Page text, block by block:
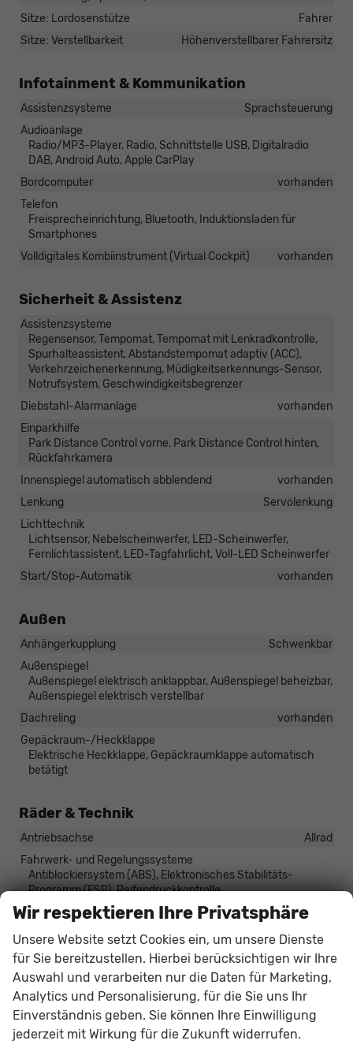
Sitze: Lordosenstütze
Fahrer
Sitze: Verstellbarkeit
Höhenverstellbarer Fahrersitz
Infotainment & Kommunikation
Assistenzsysteme
Sprachsteuerung
Audioanlage
Radio/MP3-Player, Radio, Schnittstelle USB, Digitalradio
DAB, Android Auto, Apple CarPlay
Bordcomputer
vorhanden
Telefon
Freisprecheinrichtung, Bluetooth, Induktionsladen für
Smartphones
Volldigitales Kombiinstrument (Virtual Cockpit)
vorhanden
Sicherheit & Assistenz
Assistenzsysteme
Regensensor, Tempomat, Tempomat mit Lenkradkontrolle,
Spurhalteassistent, Abstandstempomat adaptiv (ACC),
Verkehrzeichenerkennung, Müdigkeitserkennungs-Sensor,
Notrufsystem, Geschwindigkeitsbegrenzer
Diebstahl-Alarmanlage
vorhanden
Einparkhilfe
Park Distance Control vorne, Park Distance Control hinten,
Rückfahrkamera
Innenspiegel automatisch abblendend
vorhanden
Lenkung
Servolenkung
Lichttechnik
Lichtsensor, Nebelscheinwerfer, LED-Scheinwerfer,
Fernlichtassistent, LED-Tagfahrlicht, Voll-LED Scheinwerfer
Start/Stop-Automatik
vorhanden
Außen
Anhängerkupplung
Schwenkbar
Außenspiegel
Außenspiegel elektrisch anklappbar, Außenspiegel beheizbar,
Außenspiegel elektrisch verstellbar
Dachreling
vorhanden
Gepäckraum-/Heckklappe
Elektrische Heckklappe, Gepäckraumklappe automatisch
betätigt
Räder & Technik
Antriebsachse
Allrad
Fahrwerk- und Regelungssysteme
Antiblockiersystem (ABS), Elektronisches Stabilitäts-
Programm (ESP), Reifendruckkontrolle
Felgentyp
Leichtmetallfelge
Sonstiges
Antriebsart
Verbrennungsmotor (ICE)
Anzahl Sitzplätze
Anzahl Türen
5-türig
Wir respektieren Ihre Privatsphäre
Unsere Website setzt Cookies ein, um unsere Dienste
für Sie bereitzustellen. Hierbei berücksichtigen wir Ihre
Auswahl und verarbeiten nur die Daten für Marketing,
Analytics und Personalisierung, für die Sie uns Ihr
Einverständnis geben. Sie können Ihre Einwilligung
jederzeit mit Wirkung für die Zukunft widerrufen.